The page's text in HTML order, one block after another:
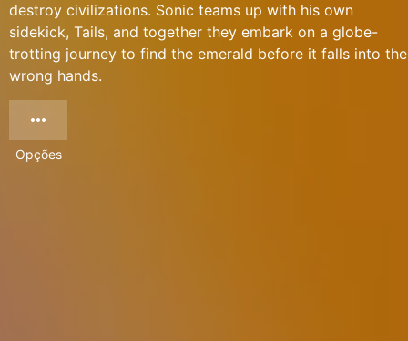
destroy civilizations. Sonic teams up with his own
sidekick, Tails, and together they embark on a globe-
trotting journey to find the emerald before it falls into the
wrong hands.
Opções